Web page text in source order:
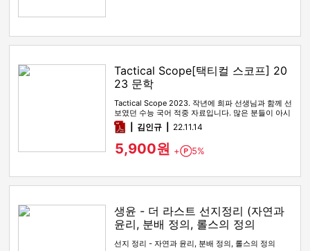
Tactical Scope[택티컬 스코프] 20
23 문학
Tactical Scope 2023. 작년에 희파 선생님과 함께 선
보였던 수능 국어 적중 자료입니다. 많은 분들이 아시
다시피…
pdf김인규 22.11.14
5,900원 + Point
5%
생윤 - 더 라스트 선지정리 (자연과
윤리, 분배 정의, 롤스의 정의
선지 정리 - 자연과 윤리, 분배 정의, 롤스의 정의